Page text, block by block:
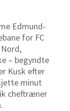
Edmund-
for FC
– begyndte
Kusk efter
minut
cheftræner